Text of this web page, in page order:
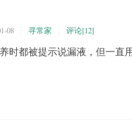
08 寻常家 评论[12]
时都被提示说漏液，但一直